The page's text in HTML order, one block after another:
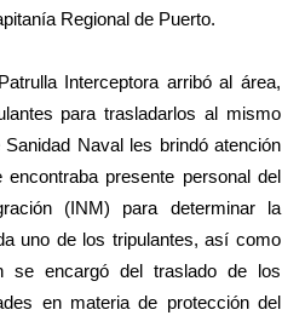
Regional de Puerto.
Interceptora arribó al área,
para trasladarlos al mismo
Naval les brindó atención
presente personal del
(INM) para determinar la
uno de los tripulantes, así como
se encargó del traslado de los
en materia de protección del